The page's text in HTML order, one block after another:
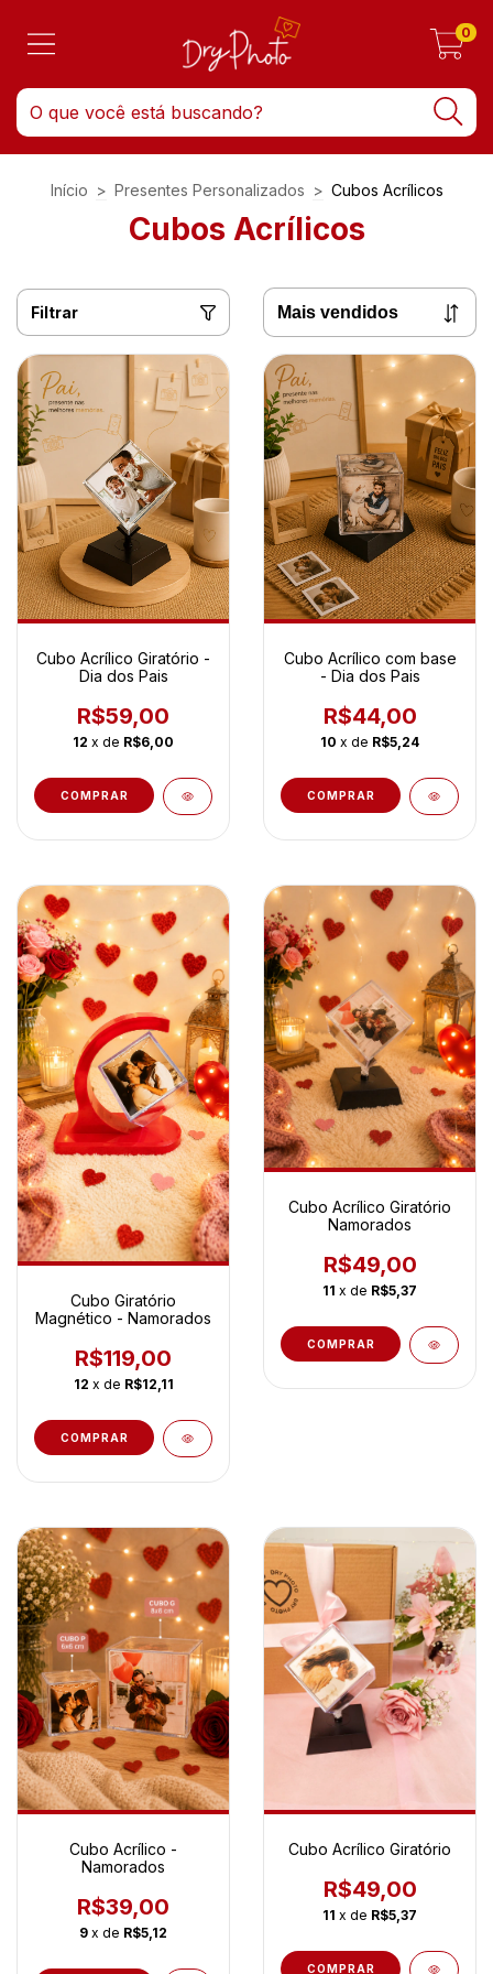
0
Início > Presentes Personalizados > Cubos Acrílicos
Cubos Acrílicos
Filtrar
Cubo Acrílico Giratório -
Dia dos Pais
R$59,00
12 x de R$6,00
COMPRAR
Cubo Acrílico com base
- Dia dos Pais
R$44,00
10 x de R$5,24
Cubo Giratório
Magnético - Namorados
R$119,00
12 x de R$12,11
Cubo Acrílico Giratório
Namorados
R$49,00
11 x de R$5,37
COMPRAR
Cubo Acrílico -
Namorados
R$39,00
9 x de R$5,12
Cubo Acrílico Giratório
R$49,00
11 x de R$5,37
COMPRAR